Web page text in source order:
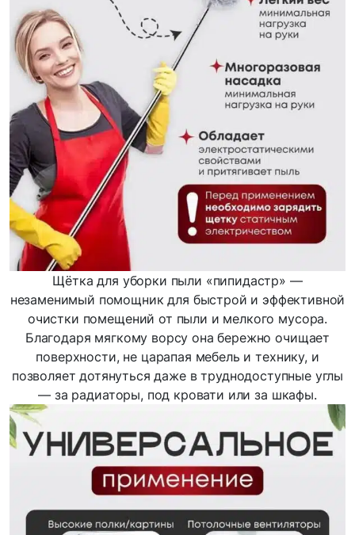
Щётка для уборки пыли «пипидастр» —
незаменимый помощник для быстрой и эффективной
очистки помещений от пыли и мелкого мусора.
Благодаря мягкому ворсу она бережно очищает
поверхности, не царапая мебель и технику, и
позволяет дотянуться даже в труднодоступные углы
— за радиаторы, под кровати или за шкафы.